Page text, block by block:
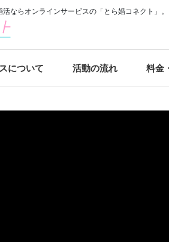
ならオンラインサービスの「とら婚コネクト」。
について 活動の流れ 料金